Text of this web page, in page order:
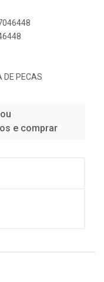
DE PECAS
e comprar